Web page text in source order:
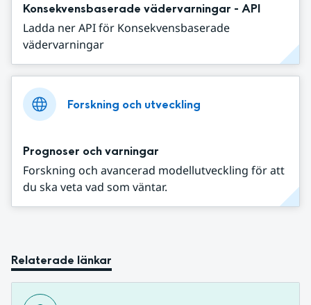
Konsekvensbaserade vädervarningar - API
Ladda ner API för Konsekvensbaserade
vädervarningar
Forskning och utveckling
Prognoser och varningar
Forskning och avancerad modellutveckling för att
du ska veta vad som väntar.
Relaterade länkar